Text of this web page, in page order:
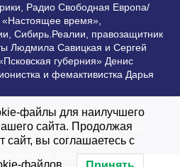
Радио Свободная Европа/
время»,
Сибирь.Реалии, правозащитник
Людмила Савицкая и Сергей
губерния» Денис
и фемактивистка Дарья
законом. Любое
допустимо при условии
на Vesti.UZ.
за достоверность
файлы для наилучшего
сайта. Продолжая
сайт, вы соглашаетесь с